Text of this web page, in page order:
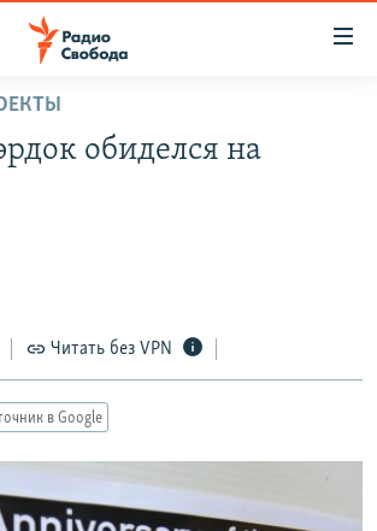
обиделся на
Читать без VPN
в Google